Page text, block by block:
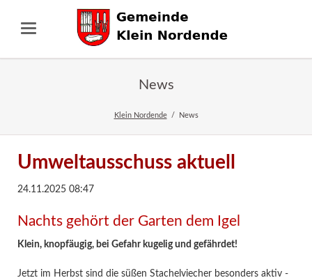
News
Klein Nordende News
Umweltausschuss aktuell
24.11.2025 08:47
Nachts gehört der Garten dem Igel
Klein, knopfäugig, bei Gefahr kugelig und gefährdet!
Jetzt im Herbst sind die süßen Stachelviecher besonders aktiv -